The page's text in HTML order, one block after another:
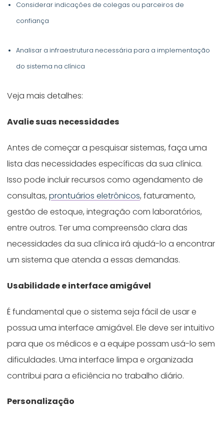
Considerar indicações de colegas ou parceiros de
confiança
Analisar a infraestrutura necessária para a implementação
do sistema na clínica
Veja mais detalhes:
Avalie suas necessidades
Antes de começar a pesquisar sistemas, faça uma
lista das necessidades específicas da sua clínica.
Isso pode incluir recursos como agendamento de
consultas,prontuários eletrônicos, faturamento,
gestão de estoque, integração com laboratórios,
entre outros. Ter uma compreensão clara das
necessidades da sua clínica irá ajudá-lo a encontrar
um sistema que atenda a essas demandas.
Usabilidade e interface amigável
É fundamental que o sistema seja fácil de usar e
possua uma interface amigável. Ele deve ser intuitivo
para que os médicos e a equipe possam usá-lo sem
dificuldades. Uma interface limpa e organizada
contribui para a eficiência no trabalho diário.
Personalização